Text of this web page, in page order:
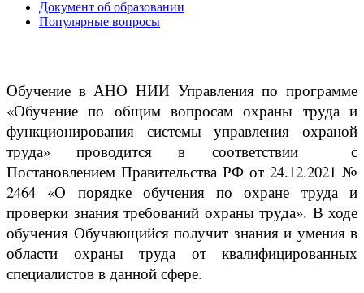
Документ об образовании
Популярные вопросы
Обучение в АНО НИИ Управления по программе
«Обучение по общим вопросам охраны труда и
функционирования системы управления охраной
труда» проводится в соответствии с
Постановлением Правительства РФ от 24.12.2021 №
2464 «О порядке обучения по охране труда и
проверки знания требований охраны труда». В ходе
обучения Обучающийся получит знания и умения в
области охраны труда от квалифицированных
специалистов в данной сфере.